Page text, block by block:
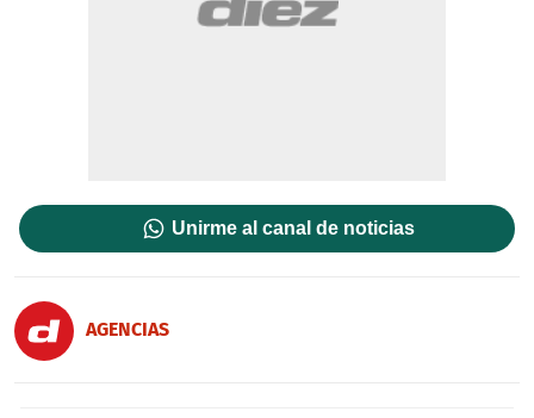
Unirme al canal de noticias
AGENCIAS